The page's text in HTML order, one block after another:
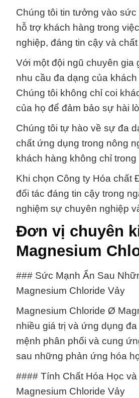
Chúng tôi tin tưởng vào
hỗ trợ khách hàng trong
nghiệp, đáng tin cậy và
Với một đội ngũ chuyên gia
nhu cầu đa dạng của
Chúng tôi không chỉ coi
của họ để đảm bảo sự hài
Chúng tôi tự hào về sự đa
chất ứng dụng trong nông
khách hàng không chỉ
Khi chọn Công ty Hóa chất
đối tác đáng tin cậy trong
nghiệm sự chuyên nghiệp
Đơn vị chuyên
Magnesium
### Sức Mạnh Ẩn Sau
Magnesium Chloride Vảy
Magnesium Chloride Ø
nhiều giá trị và ứng dụng
mệnh phân phối và cung
sau những phản ứng hóa
#### Tính Chất Hóa Học
Magnesium Chloride Vảy